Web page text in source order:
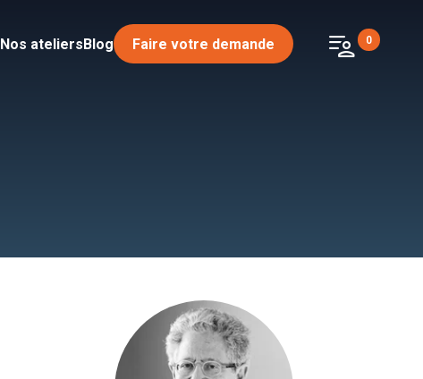
Nos ateliersBlog Faire votre demande patient_list 0